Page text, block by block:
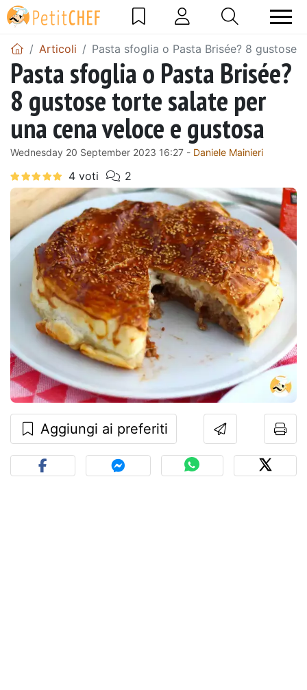
Articoli Pasta sfoglia o Pasta Brisée? 8 gustose
Pasta sfoglia o Pasta Brisée?
8 gustose torte salate per
una cena veloce e gustosa
Wednesday 20 September 2023 16:27 - Daniele Mainieri
Aggiungi ai preferiti